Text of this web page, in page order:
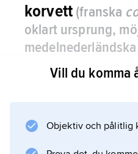
korvett (franska
oklart ursprung,
medelnederländska
på ett slags fartyg)
,
500–1 500 tons
Korvetten var
Vill du komma
Objektiv och pålitlig